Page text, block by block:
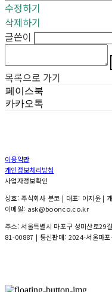
수정하기
삭제하기
글쓴이
목록으로 가기
페이스북
카카오톡
이용약관
개인정보처리방침
사업자정보확인
상호: 주식회사 분코 | 대표: 이지윤 |
이메일: ask@boonco.co.kr
주소: 서울특별시 마포구 성미산로
81-00887 | 통신판매: 2024-서울마